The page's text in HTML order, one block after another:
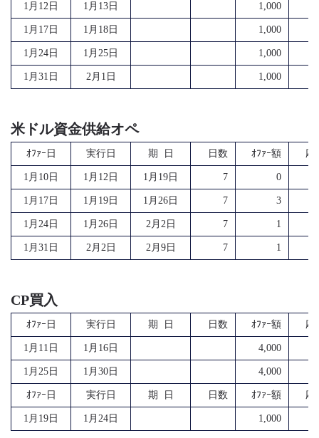
1月12日 1月13日 1,000
1月17日 1月18日 1,000
1月24日 1月25日 1,000
1月31日 2月1日 1,000
米ドル資金供給オペ
ｵﾌｧｰ日 実行日 期 日 日数 ｵﾌｧｰ額 応
1月10日 1月12日 1月19日 7 0
1月17日 1月19日 1月26日 7 3
1月24日 1月26日 2月2日 7 1
1月31日 2月2日 2月9日 7 1
CP買入
ｵﾌｧｰ日 実行日 期 日 日数 ｵﾌｧｰ額 応
1月11日 1月16日 4,000
1月25日 1月30日 4,000
ｵﾌｧｰ日 実行日 期 日 日数 ｵﾌｧｰ額 応
1月19日 1月24日 1,000